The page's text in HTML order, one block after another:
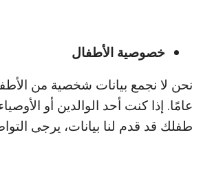
خصوصية الأطفال
عامًا. إذا كنت أحد الوالدين أو
طفلك قد قدم لنا بيانات، يرجى